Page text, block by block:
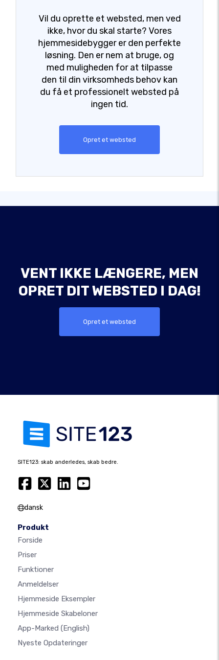
Vil du oprette et websted, men ved
ikke, hvor du skal starte? Vores
hjemmesidebygger er den perfekte
løsning. Den er nem at bruge, og
med muligheden for at tilpasse
den til din virksomheds behov kan
du få et professionelt websted på
ingen tid.
Opret et websted
VENT IKKE LÆNGERE, MEN
OPRET DIT WEBSTED I DAG!
Opret et websted
SITE123: skab anderledes, skab bedre.
dansk
Produkt
Forside
Priser
Funktioner
Anmeldelser
Hjemmeside Eksempler
Hjemmeside Skabeloner
App-Marked (English)
Nyeste Opdateringer